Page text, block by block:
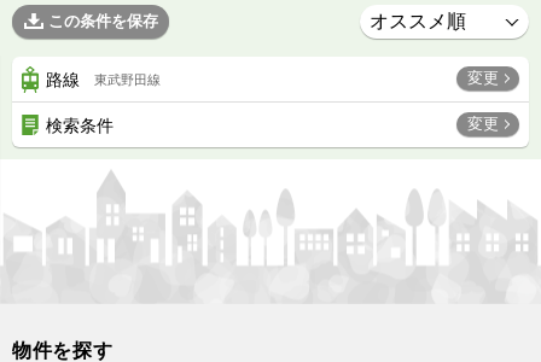
この条件を保存
路線 東武野田線 変更
検索条件 変更
物件を探す